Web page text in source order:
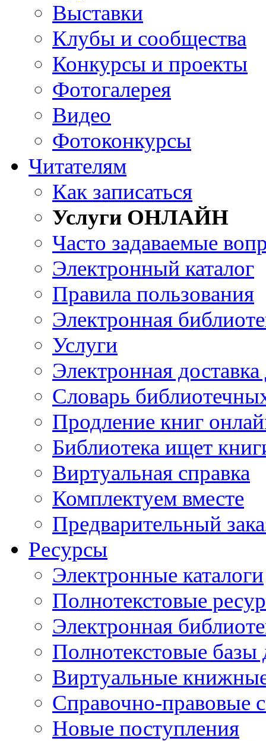
Выставки
Клубы и сообщества
Конкурсы и проекты
Фотогалерея
Видео
Фотоконкурсы
Читателям
Как записаться
Услуги ОНЛАЙН
Часто задаваемые
Электронный каталог
Правила пользования
Электронная
Услуги
Электронная
Словарь
Продление книг
Библиотека ищет
Виртуальная справка
Комплектуем вместе
Предварительный
Ресурсы
Электронные каталоги
Полнотекстовые
Электронная
Полнотекстовые
Виртуальные
Справочно-правовые
Новые поступления